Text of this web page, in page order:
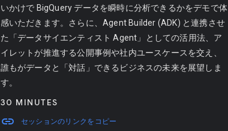
いかけで BigQuery データを瞬時に分析できるかをデモで体
感いただきます。さらに、Agent Builder (ADK) と連携させ
た「データサイエンティスト Agent」としての活用法、ア
イレットが推進する公開事例や社内ユースケースを交え、
誰もがデータと「対話」できるビジネスの未来を展望しま
す。
30 MINUTES
link セッションのリンクをコピー